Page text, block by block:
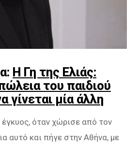
Η Γη της Ελιάς:
του παιδιού
γίνεται μία άλλη
έγκυος, όταν χώρισε από τον
αυτό και πήγε στην Αθήνα, με